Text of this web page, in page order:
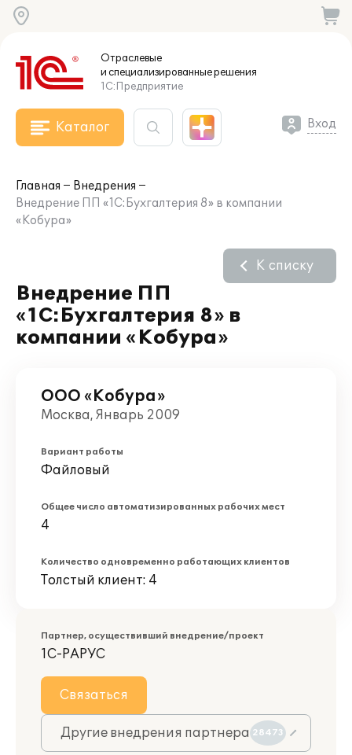
Отраслевые
и специализированныерешения
1С:Предприятие
Каталог Вход
Главная
Внедрения
Внедрение ПП «1С:Бухгалтерия 8» в компании
«Кобура»
Внедрение ПП
«1С:Бухгалтерия 8» в
компании «Кобура»
К списку
ООО «Кобура»
Москва, Январь 2009
Вариант работы
Файловый
Общее число автоматизированных рабочих мест
4
Количество одновременно работающих клиентов
Толстый клиент: 4
Партнер, осуществивший внедрение/проект
1С-РАРУС
Связаться
Другие внедрения партнера 28473